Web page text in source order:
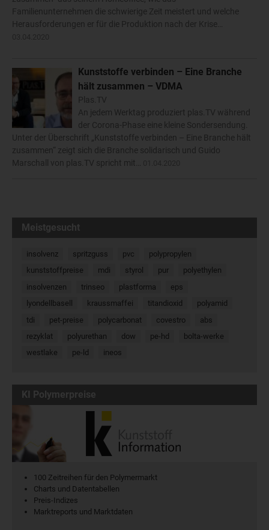
Familienunternehmen die schwierige Zeit meistert und welche
Herausforderungen er für die Produktion nach der Krise…
Kunststoffe verbinden – Eine Branche
hält zusammen – VDMA
Plas.TV
An jedem Werktag produziert plas.TV während
der Corona-Phase eine kleine Sondersendung.
Unter der Überschrift „Kunststoffe verbinden – Eine Branche hält
zusammen“ zeigt sich die Branche solidarisch und Guido
Marschall von plas.TV spricht mit…
Meistgesucht
insolvenz spritzguss pvc
polypropylen
kunststoffpreise
mdi styrol pur
polyethylen
insolvenzen
trinseo plastforma
eps
lyondellbasell
kraussmaffei titandioxid
polyamid
tdi
pet-preise polycarbonat covestro
abs
rezyklat
polyurethan dow pe-hd
bolta-werke
westlake
pe-ld ineos
KI Polymerpreise
100 Zeitreihen für den Polymermarkt
Charts und Datentabellen
Preis-Indizes
Marktreports und Marktdaten